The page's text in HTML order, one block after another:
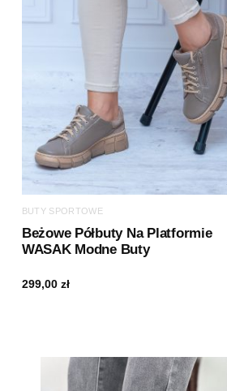
BUTY SPORTOWE
Beżowe Półbuty Na Platformie
WASAK Modne Buty
299,00 zł